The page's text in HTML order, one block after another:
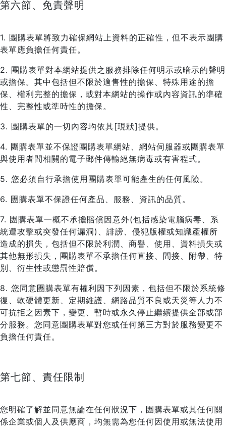
第六節、免責聲明
1. 團購表單將致力確保網站上資料的正確性，但不表示團購
表單應負擔任何責任。
2. 團購表單對本網站提供之服務排除任何明示或暗示的聲明
或擔保。其中包括但不限於適售性的擔保、特殊用途的擔
保、權利完整的擔保，或對本網站的操作或內容資訊的準確
性、完整性或準時性的擔保。
3. 團購表單的一切內容均依其[現狀]提供。
4. 團購表單並不保證團購表單網站、網站伺服器或團購表單
與使用者間相關的電子郵件傳輸絕無病毒或有害程式。
5. 您必須自行承擔使用團購表單可能產生的任何風險。
6. 團購表單不保證任何產品、服務、資訊的品質。
7. 團購表單一概不承擔賠償因意外(包括感染電腦病毒、系
統遭攻擊或突發任何漏洞)、誹謗、侵犯版權或知識產權所
造成的損失，包括但不限於利潤、商譽、使用、資料損失或
其他無形損失，團購表單不承擔任何直接、間接、附帶、特
別、衍生性或懲罰性賠償。
8. 您同意團購表單有權利因下列因素，包括但不限於系統修
復、軟硬體更新、定期維護、網路品質不良或天災等人力不
可抗拒之因素下，變更、暫時或永久停止繼續提供全部或部
分服務。您同意團購表單對您或任何第三方對於服務變更不
負擔任何責任。
第七節、責任限制
您明確了解並同意無論在任何狀況下，團購表單或其任何關
係企業或個人及供應商，均無需為您任何因使用或無法使用